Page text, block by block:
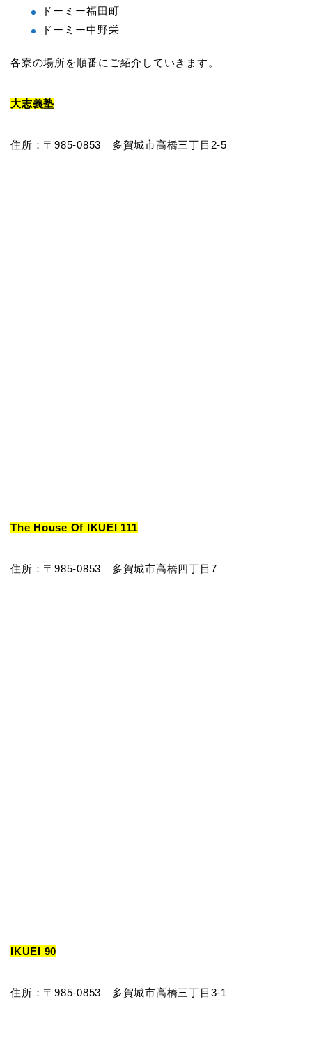
ドーミー福田町
ドーミー中野栄
各寮の場所を順番にご紹介していきます。
大志義塾
住所：〒985-0853 多賀城市高橋三丁目2-5
The House Of IKUEI 111
住所：〒985-0853 多賀城市高橋四丁目7
IKUEI 90
住所：〒985-0853 多賀城市高橋三丁目3-1